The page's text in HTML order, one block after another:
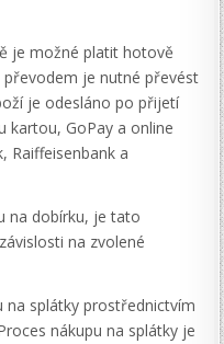
je možné platit hotově
je nutné převést
je odesláno po přijetí
kartou, GoPay a online
Raiffeisenbank a
na dobírku, je tato
na zvolené
na splátky prostřednictvím
nákupu na splátky je